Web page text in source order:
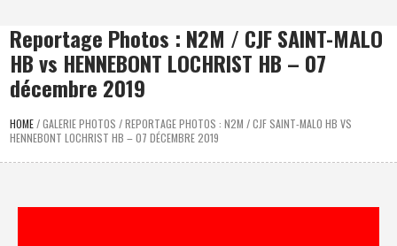
Reportage Photos : N2M / CJF SAINT-MALO
HB vs HENNEBONT LOCHRIST HB – 07
décembre 2019
HOME/GALERIE PHOTOS /REPORTAGE PHOTOS : N2M / CJF SAINT-MALO HB VS
HENNEBONT LOCHRIST HB – 07 DÉCEMBRE 2019